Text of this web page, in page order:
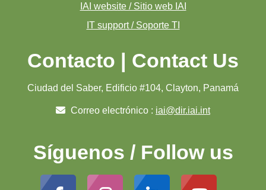
IAI website / Sitio web IAI
IT support / Soporte TI
Contacto | Contact Us
Ciudad del Saber, Edificio #104, Clayton, Panamá
Correo electrónico : iai@dir.iai.int
Síguenos / Follow us